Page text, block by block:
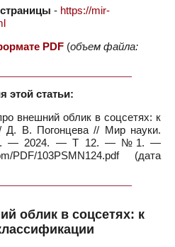
- https://mir-
PDF (объем файла:
этой статьи:
внешний облик в соцсетях: к
Д. В. Погонцева // Мир науки.
— 2024. — Т 12. — №1. —
PDF/103PSMN124.pdf (дата
облик в соцсетях: к